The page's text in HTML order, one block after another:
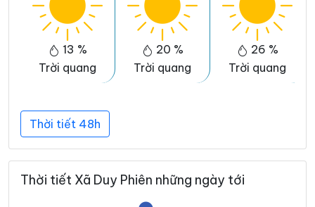
13 %
Trời quang
20 %
Trời quang
26 %
Trời quang
Thời tiết 48h
Thời tiết Xã Duy Phiên những ngày tới